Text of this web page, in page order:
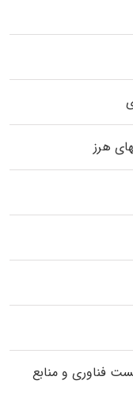
هرز
فناوری و منابع